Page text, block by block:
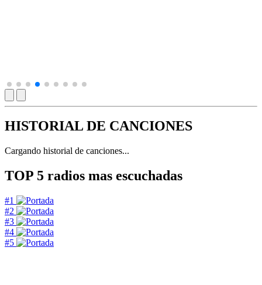
HISTORIAL DE CANCIONES
Cargando historial de canciones...
TOP 5 radios mas escuchadas
#1
#2
#3
#4
#5